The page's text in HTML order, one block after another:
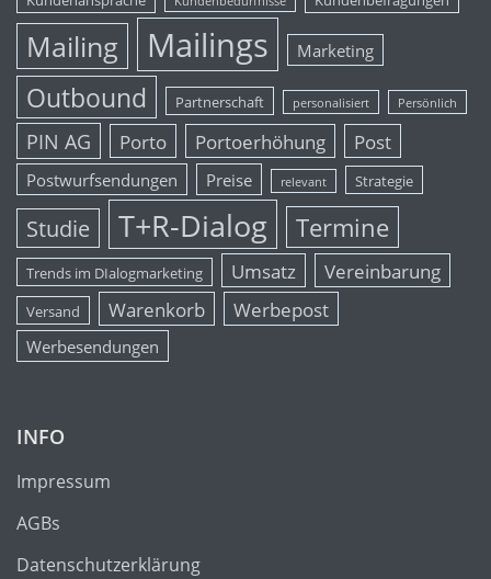
Mailing Mailings Marketing
Outbound Partnerschaft personalisiert Persönlich
PIN AG Porto Portoerhöhung Post
Postwurfsendungen Preise relevant Strategie
Studie T+R-Dialog Termine
Trends im DIalogmarketing Umsatz Vereinbarung
Versand Warenkorb Werbepost
Werbesendungen
INFO
Impressum
AGBs
Datenschutzerklärung